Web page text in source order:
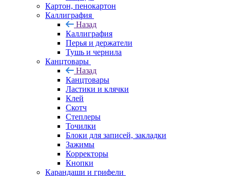
Картон, пенокартон
Каллиграфия
Назад
Каллиграфия
Перья и держатели
Тушь и чернила
Канцтовары
Назад
Канцтовары
Ластики и клячки
Клей
Скотч
Степлеры
Точилки
Блоки для записей, закладки
Зажимы
Корректоры
Кнопки
Карандаши и грифели